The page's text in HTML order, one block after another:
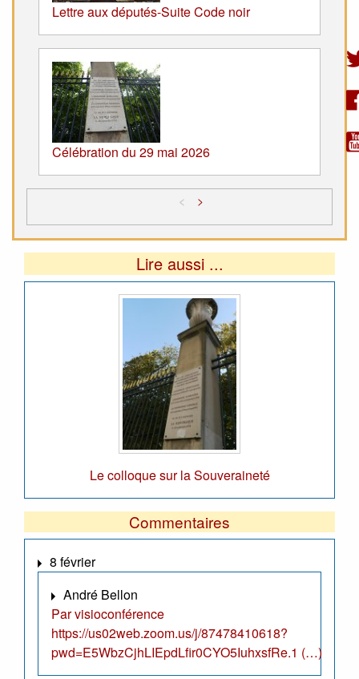
Lettre aux députés-Suite Code noir
Célébration du 29 mai 2026
< >
Lire aussi ...
Le colloque sur la Souveraineté
Commentaires
8 février
André Bellon
Par visioconférence
https://us02web.zoom.us/j/87478410618?
pwd=E5WbzCjhLIEpdLfir0CYO5IuhxsfRe.1 (…)